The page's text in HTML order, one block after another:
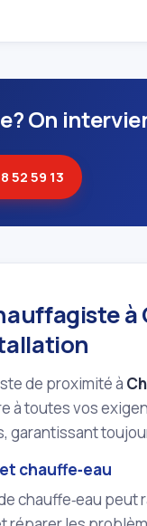
On
52 59 13
à
de proximité à
à toutes vos
garantissant
chauffe‑eau
chauffe‑eau